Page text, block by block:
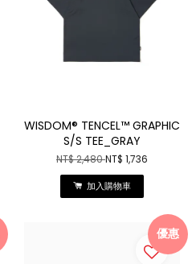
WISDOM® TENCEL™ GRAPHIC
S/S TEE_GRAY
NT$ 2,480NT$ 1,736
加入購物車
優惠